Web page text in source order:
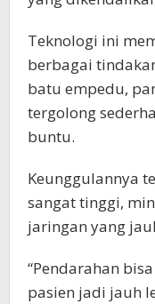
Teknologi ini
berbagai
batu empedu,
tergolong
buntu.
Keunggulannya
sangat tinggi,
jaringan yang
“Pendarahan
pasien jadi jauh